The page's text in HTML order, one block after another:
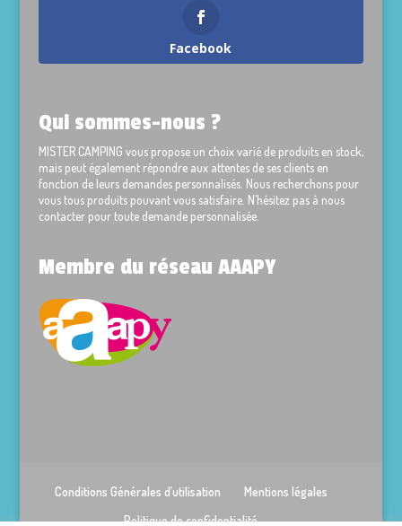
Facebook
Qui sommes-nous ?
MISTER CAMPING vous propose un choix varié de produits en stock,
mais peut également répondre aux attentes de ses clients en
fonction de leurs demandes personnalisés. Nous recherchons pour
vous tous produits pouvant vous satisfaire. N’hésitez pas à nous
contacter pour toute demande personnalisée.
Membre du réseau AAAPY
Conditions Générales d’utilisation
Mentions légales
Politique de confidentialité